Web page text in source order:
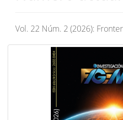
Vol. 22 Núm. 2 (2026):